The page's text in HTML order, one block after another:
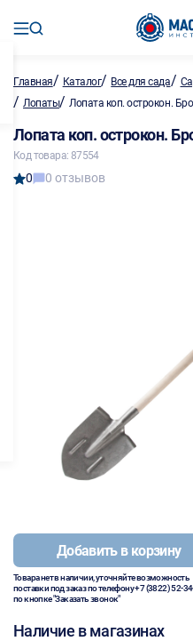
Главная/ Каталог/ Все для сада/
/ Лопаты/Лопата коп. острокон.
Лопата коп. острокон.
Код товара: 87554
0 0 отзывов
Добавить в корзину
Товара нет в наличии, уточняйте возможность
поставки под заказ по телефону+7 (3822) 52-
по кнопке "Заказать звонок"
Наличие в магазинах